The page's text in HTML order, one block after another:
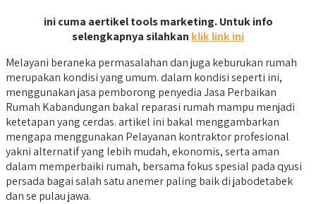
ini cuma aertikel tools marketing. Untuk info
selengkapnya silahkan klik link ini
Melayani beraneka permasalahan dan juga keburukan rumah
merupakan kondisi yang umum. dalam kondisi seperti ini,
menggunakan jasa pemborong penyedia Jasa Perbaikan
Rumah Kabandungan bakal reparasi rumah mampu menjadi
ketetapan yang cerdas. artikel ini bakal menggambarkan
mengapa menggunakan Pelayanan kontraktor profesional
yakni alternatif yang lebih mudah, ekonomis, serta aman
dalam memperbaiki rumah, bersama fokus spesial pada qyusi
persada bagai salah satu anemer paling baik di jabodetabek
dan se pulau jawa.